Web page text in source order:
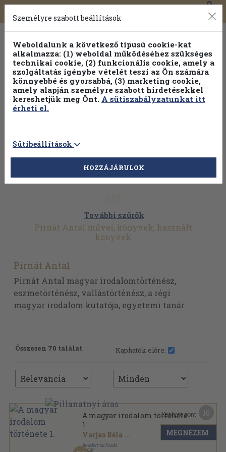
Toggle
navigation
0
További szűrők
Pirnát Antal művei, könyvek, használt
könyvek
Pirnát Antal
Pirnát Antal magyar irodalomtörténész,
eszmetörténész, vallástörténész, a régi
magyar irodalom kutatója, egyetemi tanár.
Összesen 70 találat Kaphatók előre:
A magyar irodalom története
1.
Varjas Béla ...
Akadémiai Kiadó
, 1980
Kapható pont:
MEGNÉZEM
Személyre szabott beállítások
Weboldalunk a következő típusú cookie-kat
alkalmazza: (1) weboldal működéséhez szükséges
technikai cookie, (2) funkcionális cookie, amely a
szolgáltatás igénybe vételét teszi az Ön számára
könnyebbé és gyorsabbá, (3) marketing cookie,
amely alapján személyre szabott hirdetésekkel
kereshetjük meg Önt. A sütiszabályzatunkat itt
érheti el.
Sütibeállítások
HOZZÁJÁRULOK